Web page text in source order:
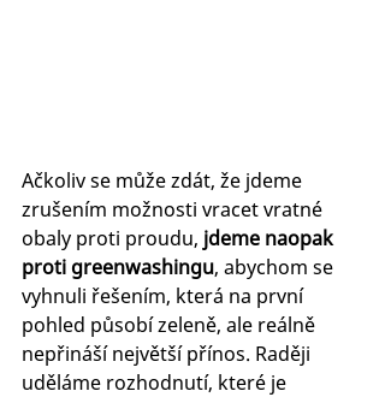
Ačkoliv se může zdát, že jdeme
zrušením možnosti vracet vratné
obaly proti proudu, jdeme naopak
proti greenwashingu, abychom se
vyhnuli řešením, která na první
pohled působí zeleně, ale reálně
nepřináší největší přínos. Raději
uděláme rozhodnutí, které je